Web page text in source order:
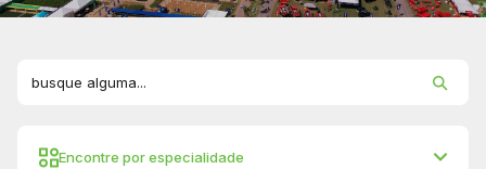
Encontre por especialidade